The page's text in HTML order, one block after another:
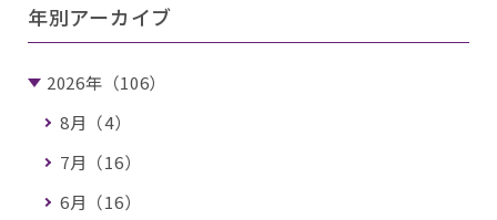
年別アーカイブ
2026年（106）
8月（4）
7月（16）
6月（16）